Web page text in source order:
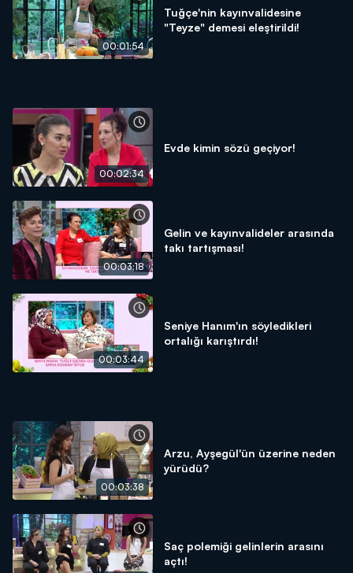
00:01:54
Tuğçe'nin kayınvalidesine
"Teyze" demesi eleştirildi!
00:02:34
Evde kimin sözü geçiyor!
00:03:18
Gelin ve kayınvalideler arasında
takı tartışması!
00:03:44
Seniye Hanım'ın söyledikleri
ortalığı karıştırdı!
00:03:38
Arzu, Ayşegül'ün üzerine neden
yürüdü?
Saç polemiği gelinlerin arasını
açtı!